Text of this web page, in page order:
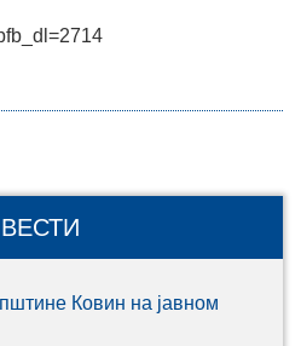
Ковин на јавном